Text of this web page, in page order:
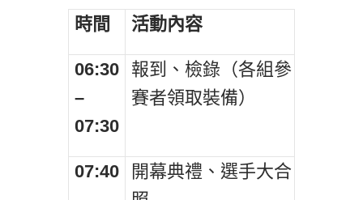
時間 活動內容
06:30
–
07:30
報到、檢錄（各組參
賽者領取裝備）
07:40
開幕典禮、選手大合